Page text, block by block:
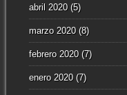
abril 2020(5)
marzo 2020(8)
febrero 2020(7)
enero 2020(7)